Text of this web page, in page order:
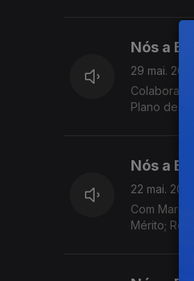
Nós a
29 mai. 2026
Plano de
Nós a
22 mai. 2026
Com
Mérito;
Previsões